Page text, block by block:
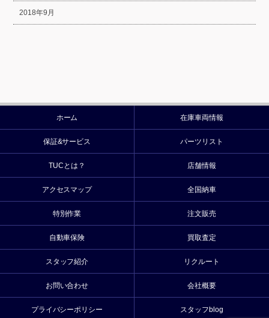
2018年9月
ホーム 在庫車両情報
保証&サービス パーツリスト
TUCとは？ 店舗情報
アクセスマップ 全国納車
特別作業 注文販売
自動車保険 買取査定
スタッフ紹介 リクルート
お問い合わせ 会社概要
プライバシーポリシー スタッフblog